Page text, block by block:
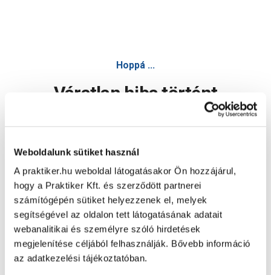
Weboldalunk sütiket használ
A praktiker.hu weboldal látogatásakor Ön hozzájárul,
hogy a Praktiker Kft. és szerződött partnerei
számítógépén sütiket helyezzenek el, melyek
segítségével az oldalon tett látogatásának adatait
webanalitikai és személyre szóló hirdetések
megjelenítése céljából felhasználják. Bővebb információ
az adatkezelési tájékoztatóban.
Hoppá ...
Váratlan hiba történt
Oldal újratöltése